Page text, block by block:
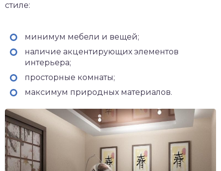
стиле:
минимум мебели и вещей;
наличие акцентирующих элементов
интерьера;
просторные комнаты;
максимум природных материалов.